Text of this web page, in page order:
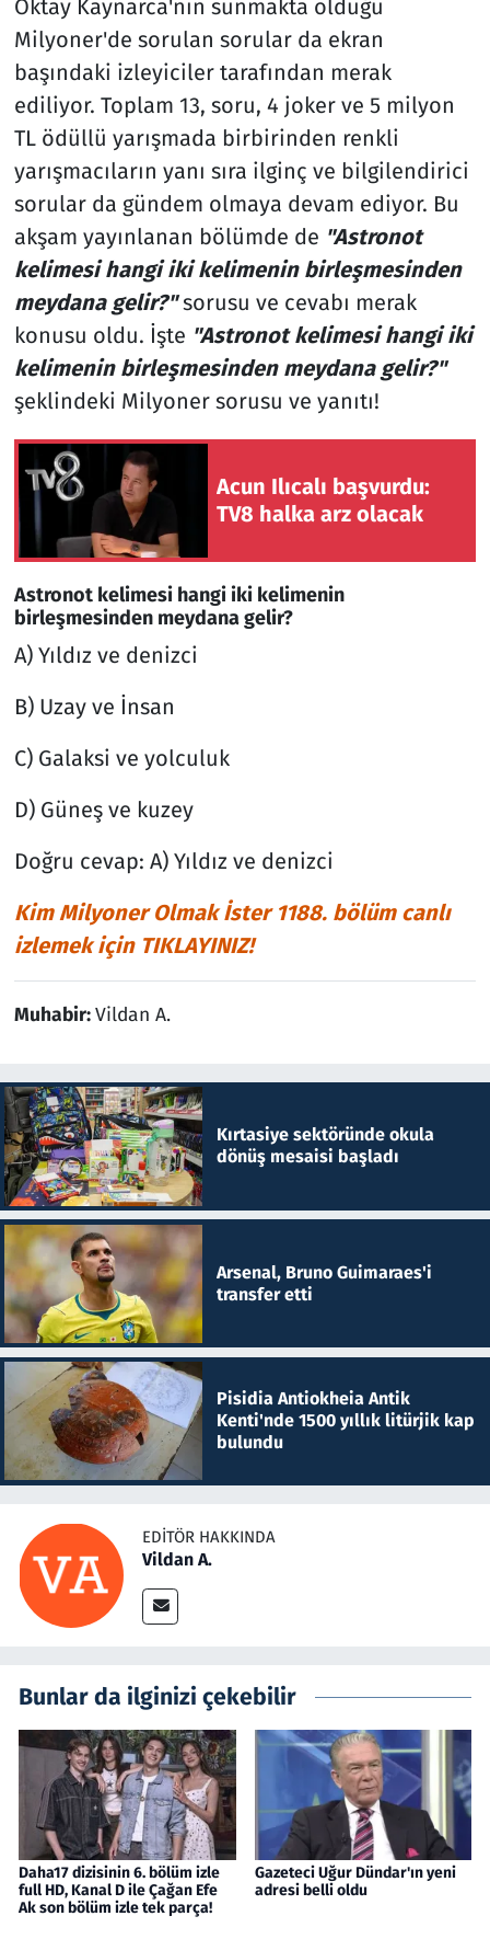
Oktay Kaynarca'nın sunmakta olduğu
Milyoner'de sorulan sorular da ekran
başındaki izleyiciler tarafından merak
ediliyor. Toplam 13, soru, 4 joker ve 5 milyon
TL ödüllü yarışmada birbirinden renkli
yarışmacıların yanı sıra ilginç ve bilgilendirici
sorular da gündem olmaya devam ediyor. Bu
akşam yayınlanan bölümde de "Astronot
kelimesi hangi iki kelimenin birleşmesinden
meydana gelir?"sorusu ve cevabı merak
konusu oldu. İşte "Astronot kelimesi hangi iki
kelimenin birleşmesinden meydana gelir?"
şeklindeki Milyoner sorusu ve yanıtı!
Acun Ilıcalı başvurdu:
TV8 halka arz olacak
Astronot kelimesi hangi iki kelimenin
birleşmesinden meydana gelir?
A) Yıldız ve denizci
B) Uzay ve İnsan
C) Galaksi ve yolculuk
D) Güneş ve kuzey
Doğru cevap: A) Yıldız ve denizci
Kim Milyoner Olmak İster 1188. bölüm canlı
izlemek için TIKLAYINIZ!
Muhabir:Vildan A.
Kırtasiye sektöründe okula
dönüş mesaisi başladı
Arsenal, Bruno Guimaraes'i
transfer etti
Pisidia Antiokheia Antik
Kenti'nde 1500 yıllık litürjik kap
bulundu
EDITÖR HAKKINDA
Vildan A.
Bunlar da ilginizi çekebilir
Daha17 dizisinin 6. bölüm izle
full HD, Kanal D ile Çağan Efe
Ak son bölüm izle tek parça!
Gazeteci Uğur Dündar'ın yeni
adresi belli oldu